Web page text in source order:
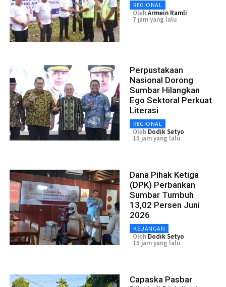
REGIONAL
OlehArmein Ramli
7 jam yang lalu
Perpustakaan
Nasional Dorong
Sumbar Hilangkan
Ego Sektoral Perkuat
Literasi
REGIONAL
Oleh Dodik Setyo
15 jam yang lalu
Dana Pihak Ketiga
(DPK) Perbankan
Sumbar Tumbuh
13,02 Persen Juni
2026
KEUANGAN
Oleh Dodik Setyo
15 jam yang lalu
Capaska Pasbar